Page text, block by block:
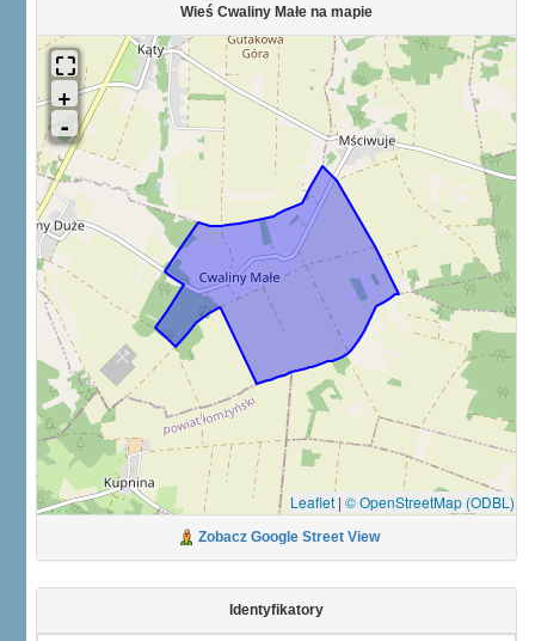
Wieś Cwaliny Małe na mapie
Leaflet | © OpenStreetMap (ODBL)
Zobacz Google Street View
Identyfikatory